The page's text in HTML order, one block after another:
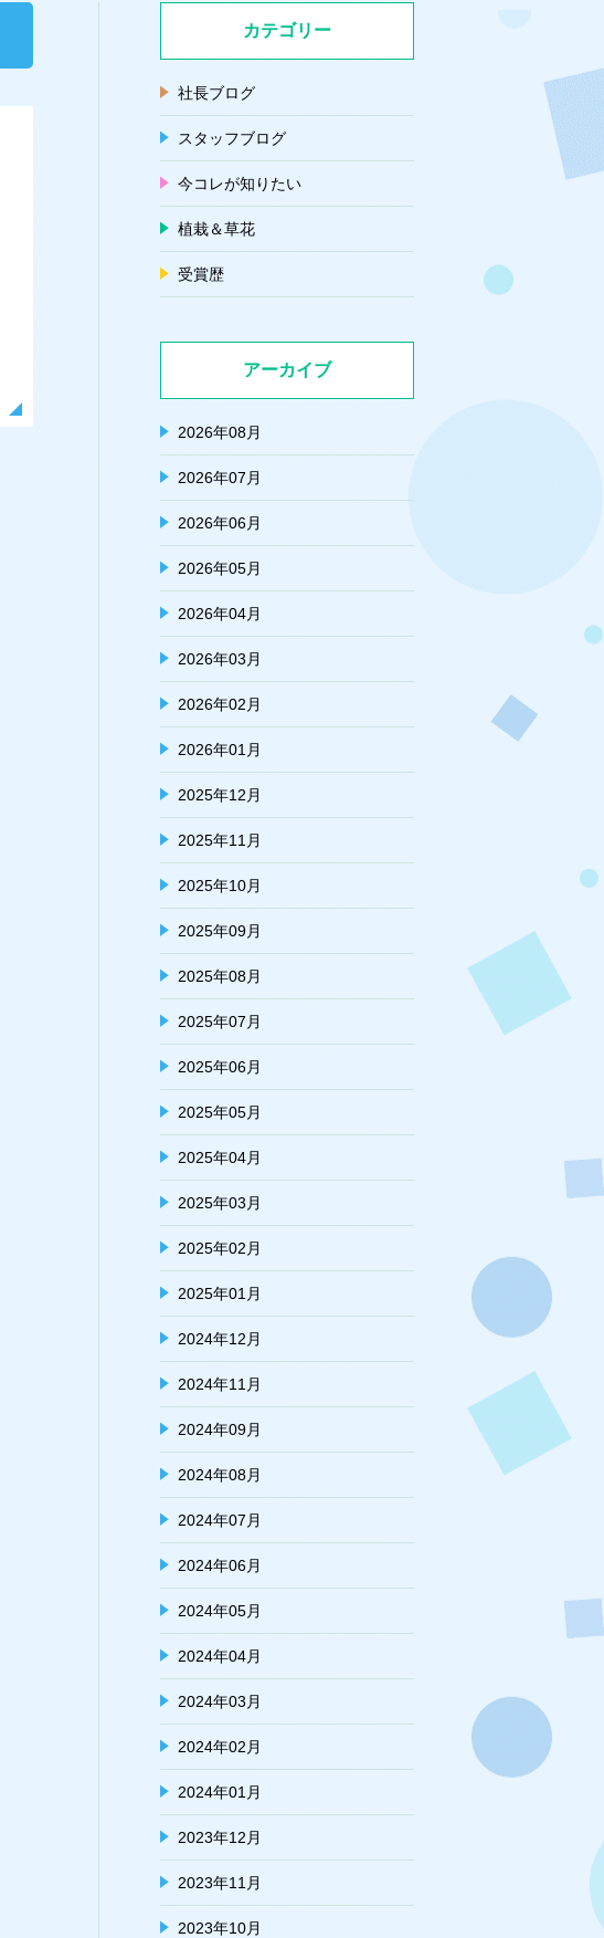
カテゴリー
社長ブログ
スタッフブログ
今コレが知りたい
植栽＆草花
受賞歴
アーカイブ
2026年08月
2026年07月
2026年06月
2026年05月
2026年04月
2026年03月
2026年02月
2026年01月
2025年12月
2025年11月
2025年10月
2025年09月
2025年08月
2025年07月
2025年06月
2025年05月
2025年04月
2025年03月
2025年02月
2025年01月
2024年12月
2024年11月
2024年09月
2024年08月
2024年07月
2024年06月
2024年05月
2024年04月
2024年03月
2024年02月
2024年01月
2023年12月
2023年11月
2023年10月